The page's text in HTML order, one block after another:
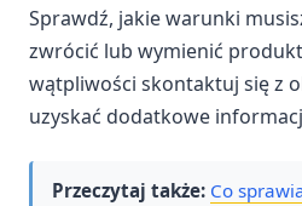
Sprawdź, jakie warunki
zwrócić lub wymienić
wątpliwości skontaktuj się z
uzyskać dodatkowe
Przeczytaj także: Co